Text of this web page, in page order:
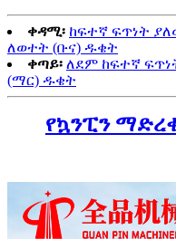
ቀዳሚ፡ ከፍተኛ ፍጥነት
ለወተት (ቡና) ዱቄት
ቀጣይ፡ ለደም ከፍተኛ
(ማር) ዱቄት
የኳንፒን